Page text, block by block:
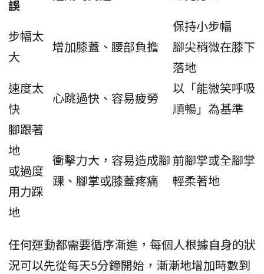
誤
步幅太
大
增加膝蓋、腰部負擔
保持小步幅
腳尖稍微在膝下
落地
速度太
快
心跳過快、容易疲勞
以「能微笑呼吸
順暢」為基準
腳跟著
地
或過度
用力踩
地
衝擊力大，容易造成腳
踝、腳掌或膝蓋疼痛
前腳掌或全腳掌
輕柔著地
任何運動都需要循序漸進，每個人根據自身的狀
況可以先從每天5分鐘開始，漸漸地增加時數到